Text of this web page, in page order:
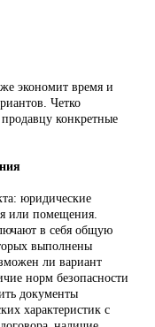
экономит время и
Четко
конкретные
юридические
или помещения.
в себя общую
выполнены
ли вариант
норм безопасности
документы
характеристик с